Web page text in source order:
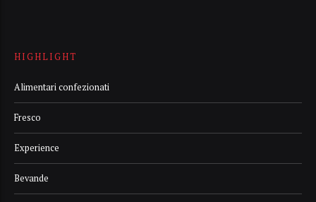
HIGHLIGHT
Alimentari confezionati
Fresco
Experience
Bevande